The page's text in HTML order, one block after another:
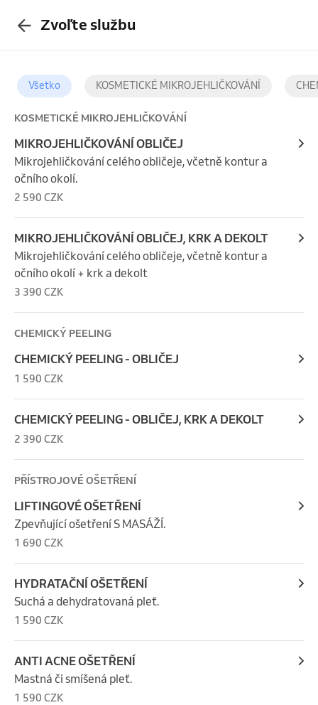
Zvoľte službu
Všetko KOSMETICKÉ MIKROJEHLIČKOVÁNÍ
KOSMETICKÉ MIKROJEHLIČKOVÁNÍ
MIKROJEHLIČKOVÁNÍ OBLIČEJ
Mikrojehličkování celého obličeje, včetně kontur a
očního okolí.
2 590 CZK
MIKROJEHLIČKOVÁNÍ OBLIČEJ, KRK A DEKOLT
Mikrojehličkování celého obličeje, včetně kontur a
očního okolí + krk a dekolt
3 390 CZK
CHEMICKÝ PEELING
CHEMICKÝ PEELING - OBLIČEJ
1 590 CZK
CHEMICKÝ PEELING - OBLIČEJ, KRK A DEKOLT
2 390 CZK
PŘÍSTROJOVÉ OŠETŘENÍ
LIFTINGOVÉ OŠETŘENÍ
Zpevňující ošetření S MASÁŽÍ.
1 690 CZK
HYDRATAČNÍ OŠETŘENÍ
Suchá a dehydratovaná pleť.
1 590 CZK
ANTI ACNE OŠETŘENÍ
Mastná či smíšená pleť.
1 590 CZK